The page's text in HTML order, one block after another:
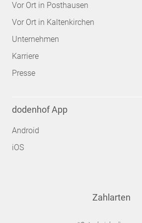
Vor Ort in Posthausen
Vor Ort in Kaltenkirchen
Unternehmen
Karriere
Presse
dodenhof App
Android
iOS
Zahlarten